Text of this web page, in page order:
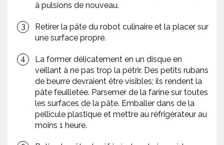
à pulsions de nouveau.
Retirer la pâte du robot culinaire et la placer sur
une surface propre.
La former délicatement en un disque en
veillant à ne pas trop la pétrir. Des petits rubans
de beurre devraient être visibles; ils rendent la
pâte feuilletée. Parsemer de la farine sur toutes
les surfaces de la pâte. Emballer dans de la
pellicule plastique et mettre au réfrigérateur au
moins 1 heure.